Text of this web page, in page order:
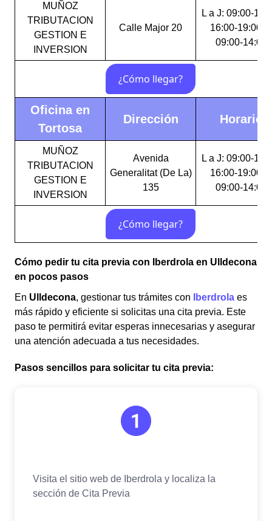
MUÑOZ
TRIBUTACION
GESTION E
INVERSION
Calle Major 20
L a J: 09:00-
16:00-19:00 V:
09:00-14:00
Oficina en
Tortosa
Dirección Horario
MUÑOZ
TRIBUTACION
GESTION E
INVERSION
Avenida
Generalitat (De La)
135
L a J: 09:00-
16:00-19:00 V:
09:00-14:00
Cómo pedir tu cita previa con Iberdrola en Ulldecona
en pocos pasos
En Ulldecona, gestionar tus trámites con Iberdrola es
más rápido y eficiente si solicitas una cita previa. Este
paso te permitirá evitar esperas innecesarias y asegurar
una atención adecuada a tus necesidades.
Pasos sencillos para solicitar tu cita previa: